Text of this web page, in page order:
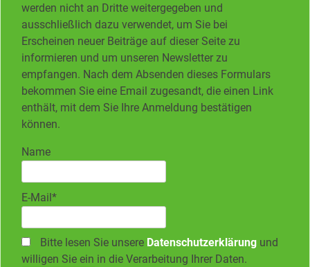
werden nicht an Dritte weitergegeben und
ausschließlich dazu verwendet, um Sie bei
Erscheinen neuer Beiträge auf dieser Seite zu
informieren und um unseren Newsletter zu
empfangen. Nach dem Absenden dieses Formulars
bekommen Sie eine Email zugesandt, die einen Link
enthält, mit dem Sie Ihre Anmeldung bestätigen
können.
Name
E-Mail*
Bitte lesen Sie unsere Datenschutzerklärung und
willigen Sie ein in die Verarbeitung Ihrer Daten.